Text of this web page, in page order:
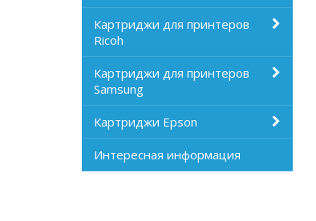
Картриджи для принтеров
Ricoh
Картриджи для принтеров
Samsung
Картриджи Epson
Интересная информация